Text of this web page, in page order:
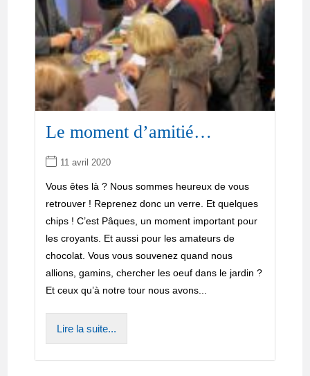
Le moment d’amitié…
11 avril 2020
Vous êtes là ? Nous sommes heureux de vous
retrouver ! Reprenez donc un verre. Et quelques
chips ! C’est Pâques, un moment important pour
les croyants. Et aussi pour les amateurs de
chocolat. Vous vous souvenez quand nous
allions, gamins, chercher les oeuf dans le jardin ?
Et ceux qu’à notre tour nous avons...
Lire la suite...